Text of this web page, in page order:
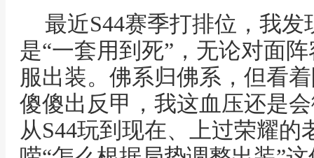
最近S44赛季打排位，我
是“一套用到死”，无论对面
服出装。佛系归佛系，但看
傻傻出反甲，我这血压还是
从S44玩到现在、上过荣耀